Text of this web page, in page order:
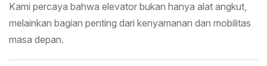
Kami percaya bahwa elevator bukan hanya alat angkut,
melainkan bagian penting dari kenyamanan dan mobilitas
masa depan.